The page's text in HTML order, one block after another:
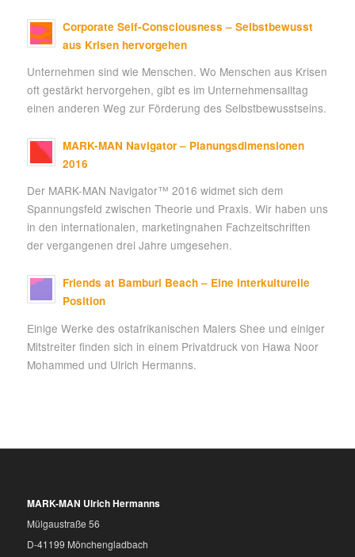
Corporate Self-Consciousness – Selbstbewusst
aus Krisen hervorgehen
Unternehmen sind wie Menschen. Wo Menschen aus Krisen
oft gestärkt hervorgehen, gibt es im Unternehmensalltag
einen anderen Weg zur Förderung des Selbstbewusstseins.
MARK-MAN Navigator – Planungsdimensionen
2016
Der MARK-MAN Navigator™ 2016 widmet sich dem
Spannungsfeld zwischen Theorie und Praxis. Wir haben uns
in den internationalen, marketingnahen Fachzeitschriften
der vergangenen drei Jahre umgesehen.
Friends at Bamburi Beach – Eine interkulturelle
Position
Einige Werke des ostafrikanischen Malers Shee und einiger
Mitstreiter finden sich in einem Privatdruck von Hawa Noor
Mohammed und Ulrich Hermanns.
MARK-MAN Ulrich Hermanns
Mülgaustraße 56
D-41199 Mönchengladbach